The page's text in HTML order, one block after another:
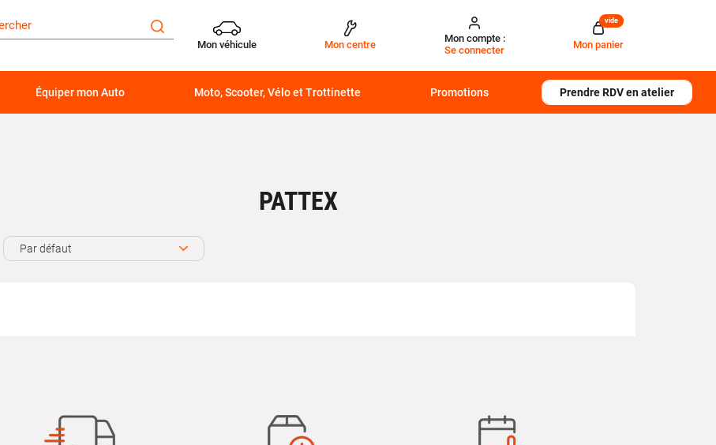
Mon véhicule Mon centre
Mon compte :
Se connecter
Mon panier
vide
Équiper mon Auto Moto, Scooter, Vélo et Trottinette Promotions Prendre RDV en atelier
PATTEX
Par défaut